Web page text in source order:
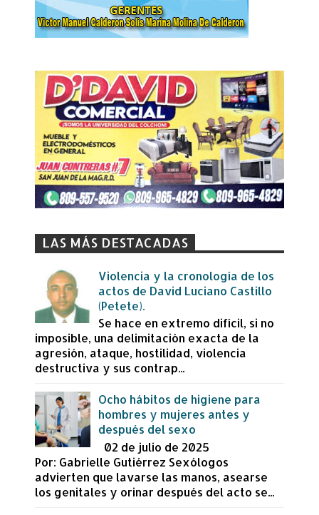
LAS MÁS DESTACADAS
Violencia y la cronología de los
actos de David Luciano Castillo
(Petete).
Se hace en extremo difícil, si no
imposible, una delimitación exacta de la
agresión, ataque, hostilidad, violencia
destructiva y sus contrap...
Ocho hábitos de higiene para
hombres y mujeres antes y
después del sexo
02 de julio de 2025
Por: Gabrielle Gutiérrez Sexólogos
advierten que lavarse las manos, asearse
los genitales y orinar después del acto se...